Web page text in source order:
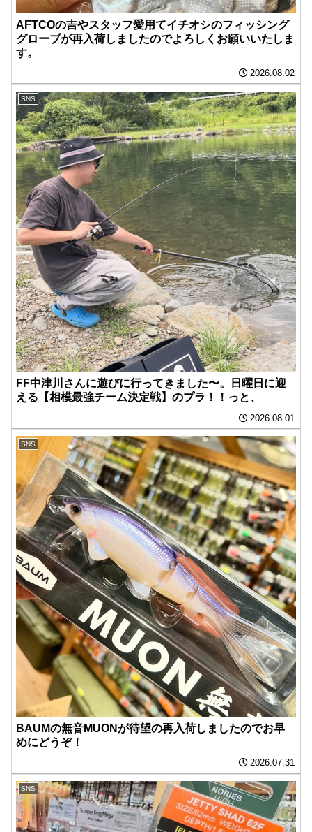
AFTCOの吉やスタッフ愛用てイチオシのフィッシング
グローブが再入荷しましたのでよろしくお願いいたしま
す。
2026.08.02
SNS
FF中津川さんに遊びに行ってきました〜。日曜日に迎
える【相模最強チーム決定戦】のプラ！！っと、
2026.08.01
SNS
BAUMの無音MUONが待望の再入荷しましたのでお早
めにどうぞ！
2026.07.31
SNS